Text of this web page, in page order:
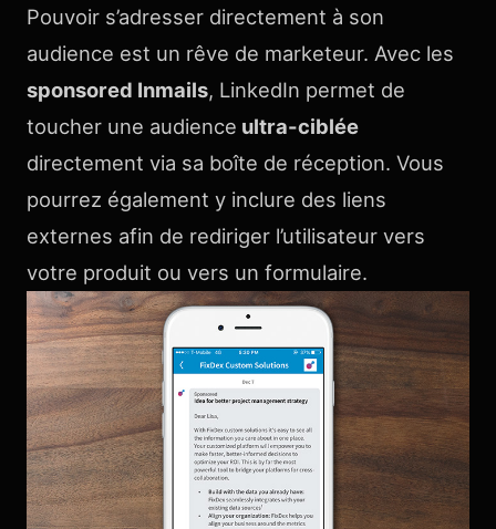
Pouvoir s’adresser directement à son
audience est un rêve de marketeur. Avec les
sponsored Inmails, LinkedIn permet de
toucher une audience ultra-ciblée
directement via sa boîte de réception. Vous
pourrez également y inclure des liens
externes afin de rediriger l’utilisateur vers
votre produit ou vers un formulaire.